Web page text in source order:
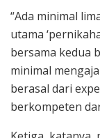
“Ada minimal
utama
bersama kedua
minimal
berasal dari
berkompeten